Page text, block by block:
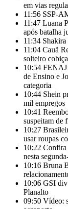
em vias
11:56 SSP-
11:47 Luana
após batalha
11:34 Shakira
11:04 Cauã
solteiro
10:54 FENAJ
de Ensino e
categoria
10:44 Shein
mil empregos
10:41
suspeitam de
10:27
usar roupas
10:22 Confira
nesta
10:16 Bruna
10:06 GSI
Planalto
09:50 Vídeo: